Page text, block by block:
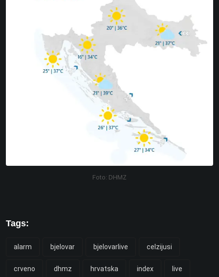
Foto: DHMZ
Tags:
alarm bjelovar bjelovarlive celzijusi
crveno dhmz hrvatska index live